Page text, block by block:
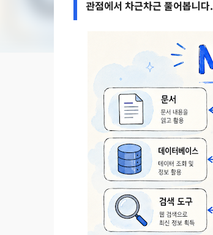
관점에서 차근차근 풀어봅니다.